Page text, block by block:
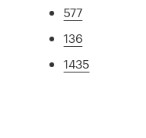
577
136
1435